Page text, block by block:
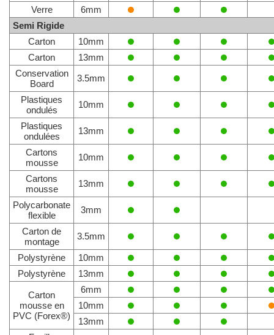
Verre
6mm
Semi Rigide
Carton
10mm
Carton
13mm
Conservation
Board
3.5mm
Plastiques
ondulés
10mm
Plastiques
ondulées
13mm
Cartons
mousse
10mm
Cartons
mousse
13mm
Polycarbonate
flexible
3mm
Carton de
montage
3.5mm
Polystyrène
10mm
Polystyrène
13mm
Carton
mousse en
PVC (Forex®)
6mm
10mm
13mm